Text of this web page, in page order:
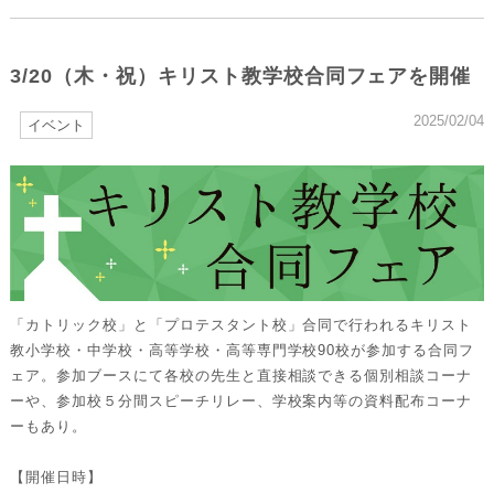
3/20（木・祝）キリスト教学校合同フェアを開催
2025/02/04
イベント
「カトリック校」と「プロテスタント校」合同で行われるキリスト
教小学校・中学校・高等学校・高等専門学校90校が参加する合同フ
ェア。参加ブースにて各校の先生と直接相談できる個別相談コーナ
ーや、参加校５分間スピーチリレー、学校案内等の資料配布コーナ
ーもあり。
【開催日時】